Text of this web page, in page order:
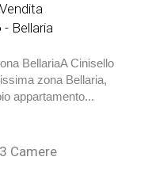
Bellaria
BellariaA Cinisello
zona Bellaria,
appartamento...
3 Camere